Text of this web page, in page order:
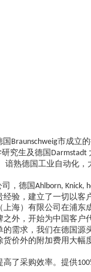
国 Braunschweig市成立的
研究生及德国 Darmstadt
谙熟德国工业自动化，
司，德国 Ahlborn, Knick,
验，建立了一切以客
海）有限公司在浦东
外，开始为中国客户
需求，我们在德国源
价外的附加费用大幅
高了采购效率。提供